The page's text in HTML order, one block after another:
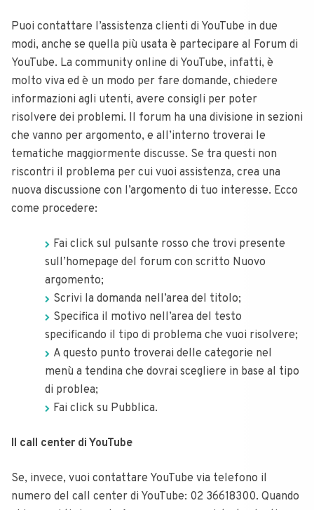
Puoi contattare l’assistenza clienti di YouTube in due
modi, anche se quella più usata è partecipare al Forum di
YouTube. La community online di YouTube, infatti, è
molto viva ed è un modo per fare domande, chiedere
informazioni agli utenti, avere consigli per poter
risolvere dei problemi. Il forum ha una divisione in sezioni
che vanno per argomento, e all’interno troverai le
tematiche maggiormente discusse. Se tra questi non
riscontri il problema per cui vuoi assistenza, crea una
nuova discussione con l’argomento di tuo interesse. Ecco
come procedere:
Fai click sul pulsante rosso che trovi presente
sull’homepage del forum con scritto Nuovo
argomento;
Scrivi la domanda nell’area del titolo;
Specifica il motivo nell’area del testo
specificando il tipo di problema che vuoi risolvere;
A questo punto troverai delle categorie nel
menù a tendina che dovrai scegliere in base al tipo
di problea;
Fai click su Pubblica.
Il call center di YouTube
Se, invece, vuoi contattare YouTube via telefono il
numero del call center di YouTube: 02 36618300. Quando